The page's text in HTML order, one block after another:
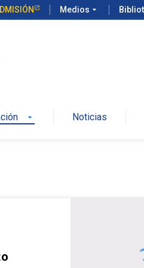
Medios arrow_drop_down
arrow_drop_down Noticias